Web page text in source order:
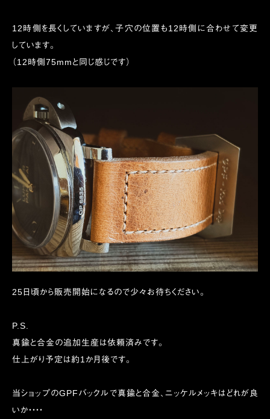
12時側を長くしていますが、子穴の位置も12時側に合わせて変更
しています。
（12時側75mmと同じ感じです）
25日頃から販売開始になるので少々お待ちください。
P.S.
真鍮と合金の追加生産は依頼済みです。
仕上がり予定は約1か月後です。
当ショップのGPFバックルで真鍮と合金、ニッケルメッキはどれが良
いか・・・・